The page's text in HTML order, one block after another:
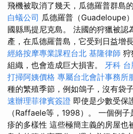
飛機被取消了幾天，瓜德羅普群島
白蟻公司 瓜德羅普（Guadeloupe
國縣馬提尼克島。 法國的狩獵被認
產，在瓜德羅普島，它受到日益增
經絡按摩專業課程台北 基隆律師 狩
組織，也會造成巨大損害。 牙科
打掃阿姨價格 專屬台北會計事務所
種的繁殖季節，例如鴿子，沒有袋
速辦理菲律賓簽證 即使是少數受保
（Raffaele等，1998）。 一個例
疹的多樣性 這些極簡主義的房屋也